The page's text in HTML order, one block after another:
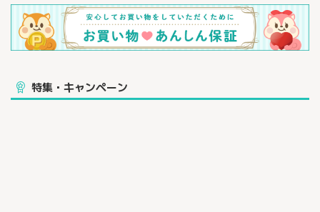
ント！
※アウトレットモデルは除きます
安心に安全な高品質ノートPCをお探しなら、ぜひVAIOストアをご
利用ください。
特集・キャンペーン